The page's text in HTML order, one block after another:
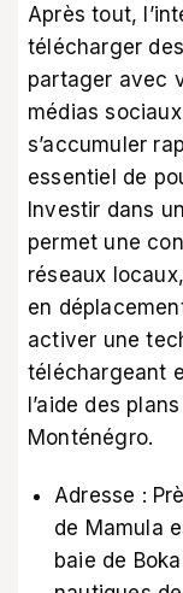
Après tout,
télécharger
partager avec
médias
s’accumuler
essentiel de
Investir dans
permet une
réseaux
en
activer une
téléchargeant
l’aide des
Monténégro.
Adresse :
de Mamula
baie de